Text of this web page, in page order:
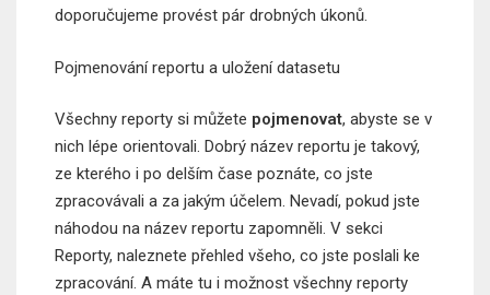
doporučujeme provést pár drobných úkonů.
Pojmenování reportu a uložení datasetu
Všechny reporty si můžete pojmenovat, abyste se v
nich lépe orientovali. Dobrý název reportu je takový,
ze kterého i po delším čase poznáte, co jste
zpracovávali a za jakým účelem. Nevadí, pokud jste
náhodou na název reportu zapomněli. V sekci
Reporty, naleznete přehled všeho, co jste poslali ke
zpracování. A máte tu i možnost všechny reporty